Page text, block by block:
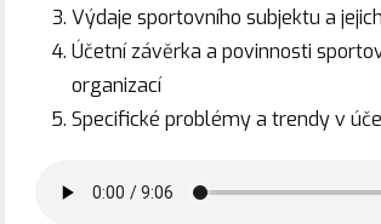
Výdaje sportovního subjektu a
Účetní závěrka a povinnosti
organizací
Specifické problémy a trendy v